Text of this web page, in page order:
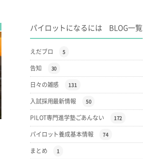
パイロットになるには BLOG一覧
えだブロ 5
告知 30
日々の雑感 131
入試採用最新情報 50
PILOT専門進学塾ごあんない 172
パイロット養成基本情報 74
まとめ 1